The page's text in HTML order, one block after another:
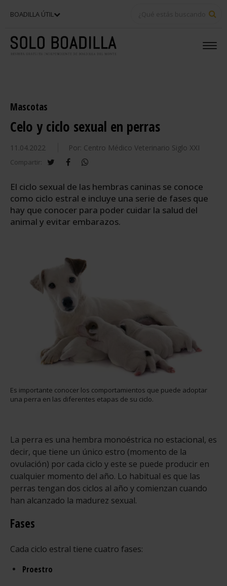
BOADILLA ÚTIL
Mascotas
Celo y ciclo sexual en perras
11.04.2022 Por: Centro Médico Veterinario Siglo XXI
Compartir: twitterfacebook
El ciclo sexual de las hembras caninas se conoce
como ciclo estral e incluye una serie de fases que
hay que conocer para poder cuidar la salud del
animal y evitar embarazos.
Es importante conocer los comportamientos que puede adoptar
una perra en las diferentes etapas de su ciclo.
La perra es una hembra monoéstrica no estacional, es
decir, que tiene un único estro (momento de la
ovulación) por cada ciclo y este se puede producir en
cualquier momento del año. Lo habitual es que las
perras tengan dos ciclos al año y comienzan cuando
han alcanzado la madurez sexual.
Fases
Cada ciclo estral tiene cuatro fases:
Proestro